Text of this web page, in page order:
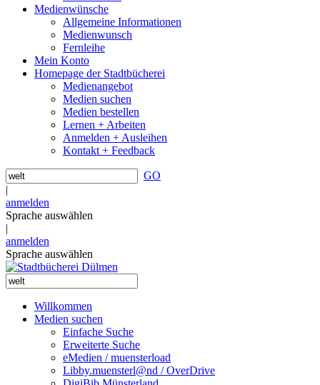
Medienwünsche
Allgemeine Informationen
Medienwunsch
Fernleihe
Mein Konto
Homepage der Stadtbücherei
Medienangebot
Medien suchen
Medien bestellen
Lernen + Arbeiten
Anmelden + Ausleihen
Kontakt + Feedback
GO
|
anmelden
Sprache auswählen
|
anmelden
Sprache auswählen
Willkommen
Medien suchen
Einfache Suche
Erweiterte Suche
eMedien / muensterload
Libby.muensterl@nd / OverDrive